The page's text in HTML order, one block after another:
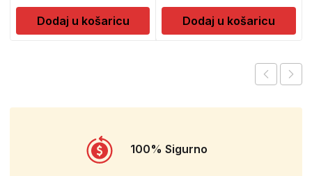
Dodaj u košaricu Dodaj u košaricu
100% Sigurno